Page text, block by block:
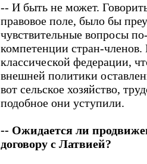
-- И быть не может.
правовое поле, было бы
чувствительные вопросы
компетенции стран-членов.
классической федерации,
внешней политики
вот сельское хозяйство,
подобное они уступили.
-- Ожидается ли
договору с Латвией?